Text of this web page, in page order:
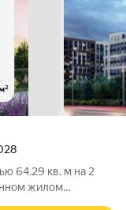
64.29 кв. м на 2
жилом